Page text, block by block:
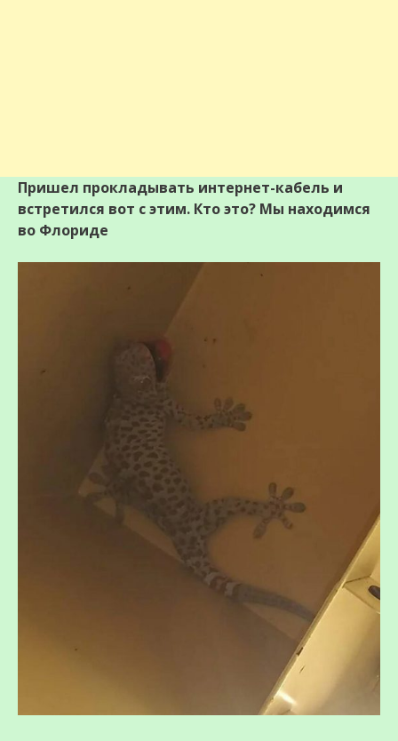
Пришел прокладывать интернет-кабель и
встретился вот с этим. Кто это? Мы находимся
во Флориде